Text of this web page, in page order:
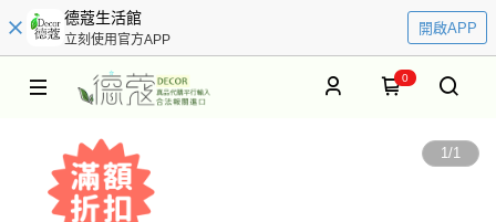
德蔻生活館
立刻使用官方APP
開啟APP
0
1/1